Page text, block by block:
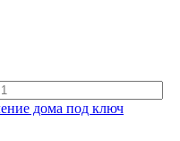
дома под ключ